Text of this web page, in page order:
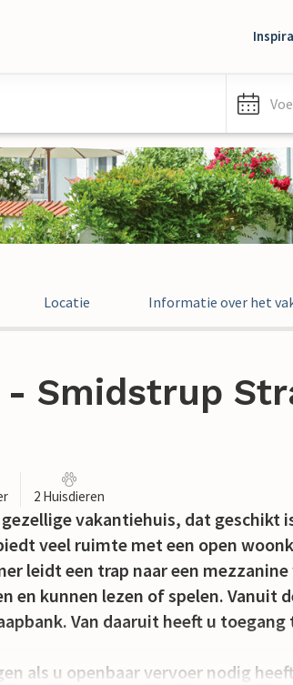
Locatie Informatie over het
Smidstrup
2 Huisdieren
vakantiehuis, dat geschikt
veel ruimte met een open
leidt een trap naar een
en kunnen lezen of spelen. Vanuit
Van daaruit heeft u
als u openbaar vervoer nodig